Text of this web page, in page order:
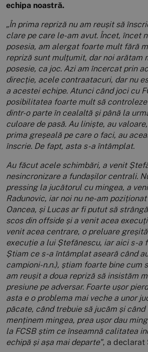
echipa noastră.
„În prima repriză nu am reușit să
clare pe care le-am avut. Încet, încet
posesia, am alergat foarte mult fără
repriză sunt mulțumit, dar noi arătam
posesie, ca joc. Azi am încercat prin
direcție, acele contraatacuri, dar nu
a acestei echipe. Atunci când joci cu
posibilitatea foarte mult să
dintr-o parte în cealaltă și până la
culoare de pasă. Au liniște, au
prima greșeală pe care o faci, au
înscrie. De fapt, asta s-a întâmplat.
Au făcut acele schimbări, a venit
nesincronizare a fundașilor centrali.
pressing la jucătorul cu mingea, a
Radunovic, iar noi nu ne-am
Oancea, și Lucas ar fi putut să
scos din offside și a venit acea
venit acea centrare, o preluare
execuție a lui Ștefănescu, iar aici s-a
Știam ce s-a întâmplat aseară când
campioni-n.n.), știam foarte bine cum
am reușit a doua repriză să insistăm
presiune pe adversar. Foarte ușor
asta e o problema mai veche a unor
păcate, când trebuie să jucăm și când
menținem mingea, prea ușor dau
la FCSB știm ce înseamnă calitatea
echipă și așa mai departe", a declarat